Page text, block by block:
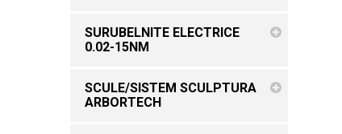
SURUBELNITE ELECTRICE
0.02-15NM
SCULE/SISTEM SCULPTURA
ARBORTECH